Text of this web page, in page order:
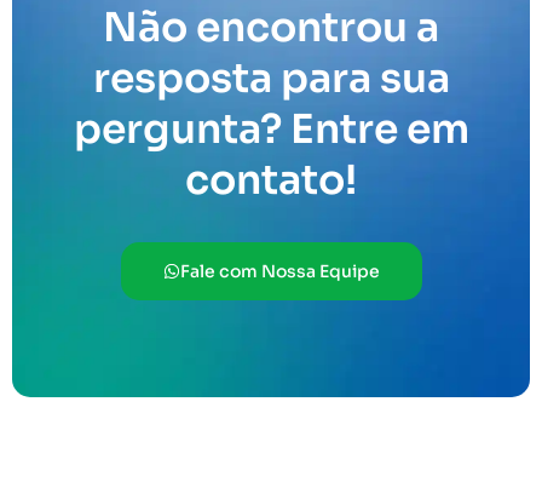
Não encontrou a
resposta para sua
pergunta? Entre em
contato!
Fale com Nossa Equipe